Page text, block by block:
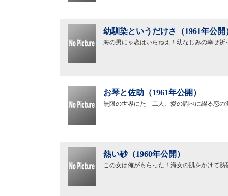
幼馴染というだけさ（1961年公開
海の男にゃ恋はいらねえ！幼なじみの幸せ祈
お琴と佐助（1961年公開）
無限の世界にたゞ二人、愛の調べに綴る恋の
熱い砂（1960年公開）
この女は俺がもらった！海女の肌をかけて